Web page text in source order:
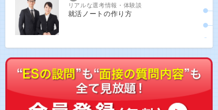
リアルな選考情報・体験談
就活ノートの作り方